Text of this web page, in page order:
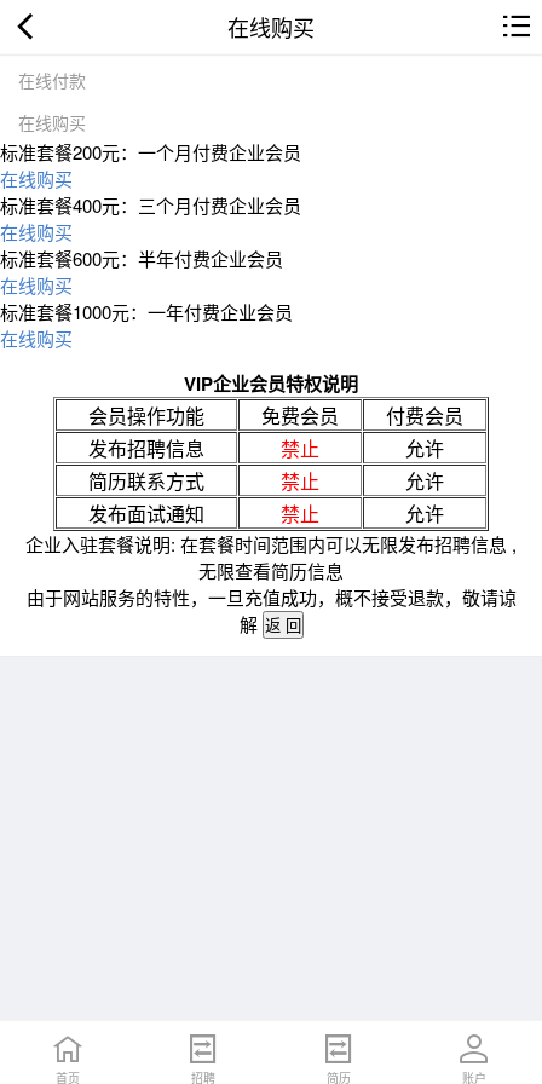
在线购买
在线付款
在线购买
标准套餐200元：一个月付费企业会员
在线购买
标准套餐400元：三个月付费企业会员
在线购买
标准套餐600元：半年付费企业会员
在线购买
标准套餐1000元：一年付费企业会员
在线购买
VIP企业会员特权说明
会员操作功能 免费会员
付费会员
发布招聘信息
禁止
允许
简历联系方式
禁止
允许
发布面试通知
禁止 允许
企业入驻套餐说明: 在套餐时间范围内可以无限发布招聘信息 ,
无限查看简历信息
由于网站服务的特性，一旦充值成功，概不接受退款，敬请谅
解
首页 招聘 简历 账户